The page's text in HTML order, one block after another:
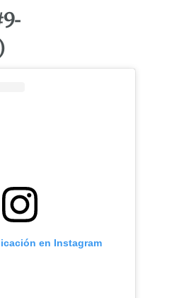
en Instagram